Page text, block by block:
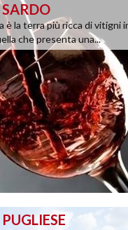
è la terra più ricca di vitigni
che presenta una...